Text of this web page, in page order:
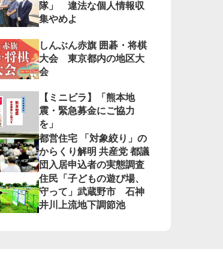
隊」 違法な個人情報収
集やめよ
しんぶん赤旗 囲碁・将棋
大会 東京都内の地区大
会
【ミニビラ】「熊本地
震・緊急募金にご協力
を」
都営住宅 「対象絞り」の
からくり解明 共産党 都議
団入居申込者の実態調査
住民「子どもの遊び場、
守って」武蔵野市 石神
井川上流地下調節池